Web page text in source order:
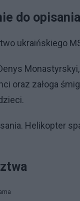
do
ukraińskiego
oraz załoga
Helikopter